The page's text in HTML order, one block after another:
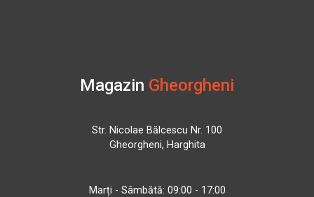
Magazin Gheorgheni
Str. Nicolae Bălcescu Nr. 100
Gheorgheni, Harghita
Marți - Sâmbătă: 09:00 - 17:00